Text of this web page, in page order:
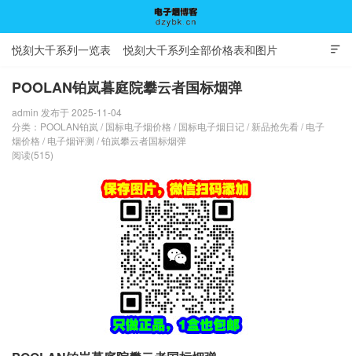
电子烟博客

悦刻大千系列一览表 悦刻大千系列全部价格表和图片
POOLAN铂岚暮庭院攀云者国标烟弹
admin 发布于 2025-11-04
分类： POOLAN铂岚 / 国标电子烟价格 / 国标电子烟日记/ 新品抢先看/ 电子
烟价格 / 电子烟评测 /铂岚攀云者国标烟弹
阅读(515)